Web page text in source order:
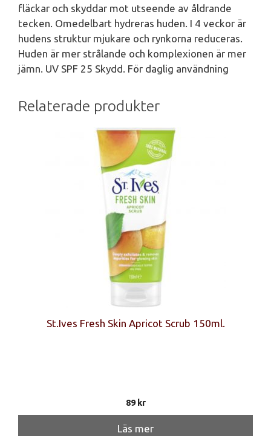
fläckar och skyddar mot utseende av åldrande
tecken. Omedelbart hydreras huden. I 4 veckor är
hudens struktur mjukare och rynkorna reduceras.
Huden är mer strålande och komplexionen är mer
jämn. UV SPF 25 Skydd. För daglig användning
Relaterade produkter
St.Ives Fresh Skin Apricot Scrub 150ml.
89kr
Läs mer